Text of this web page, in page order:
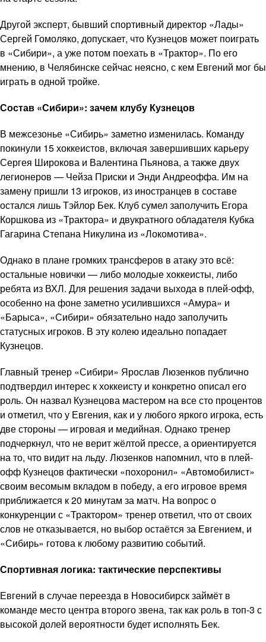
Другой эксперт, бывший спортивный директор «Лады»
Сергей Гомоляко, допускает, что Кузнецов может поиграть
в «Сибири», а уже потом поехать в «Трактор». По его
мнению, в Челябинске сейчас неясно, с кем Евгений мог бы
играть в одной тройке.
Состав «Сибири»: зачем клубу Кузнецов
В межсезонье «Сибирь» заметно изменилась. Команду
покинули 15 хоккеистов, включая завершивших карьеру
Сергея Широкова и Валентина Пьянова, а также двух
легионеров — Чейза Приски и Энди Андреоффа. Им на
замену пришли 13 игроков, из иностранцев в составе
остался лишь Тэйлор Бек. Клуб сумел заполучить Егора
Коршкова из «Трактора» и двукратного обладателя Кубка
Гагарина Степана Никулина из «Локомотива».
Однако в плане громких трансферов в атаку это всё:
остальные новички — либо молодые хоккеисты, либо
ребята из ВХЛ. Для решения задачи выхода в плей-офф,
особенно на фоне заметно усилившихся «Амура» и
«Барыса», «Сибири» обязательно надо заполучить
статусных игроков. В эту колею идеально попадает
Кузнецов.
Главный тренер «Сибири» Ярослав Люзенков публично
подтвердил интерес к хоккеисту и конкретно описал его
роль. Он назвал Кузнецова мастером на все сто процентов
и отметил, что у Евгения, как и у любого яркого игрока, есть
две стороны — игровая и медийная. Однако тренер
подчеркнул, что не верит жёлтой прессе, а ориентируется
на то, что видит на льду. Люзенков напомнил, что в плей-
офф Кузнецов фактически «похоронил» «Автомобилист»
своим весомым вкладом в победу, а его игровое время
приближается к 20 минутам за матч. На вопрос о
конкуренции с «Трактором» тренер ответил, что от своих
слов не отказывается, но выбор остаётся за Евгением, и
«Сибирь» готова к любому развитию событий.
Спортивная логика: тактические перспективы
Евгений в случае переезда в Новосибирск займёт в
команде место центра второго звена, так как роль в топ-3 с
высокой долей вероятности будет исполнять Бек.